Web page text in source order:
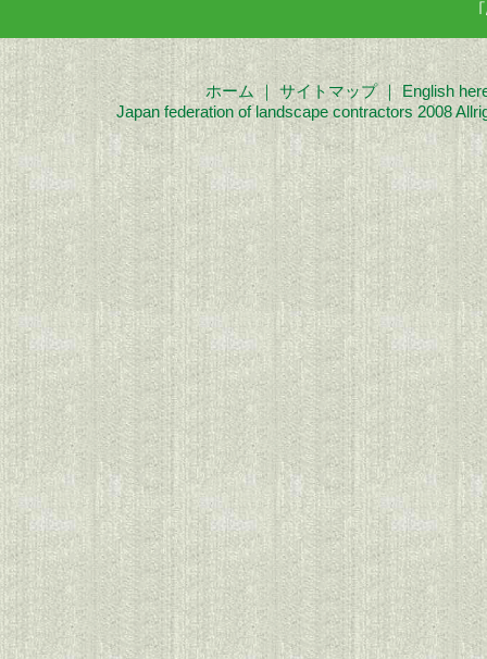
ホーム ｜ サイトマップ｜English
Japan federation of landscape contractors 2008